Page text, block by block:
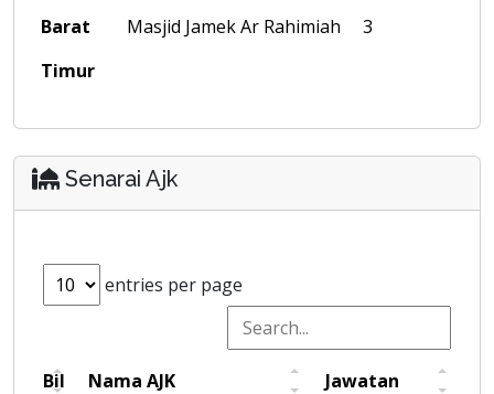
Barat Masjid Jamek Ar Rahimiah
3
Timur
Senarai Ajk
entries per page
Bil Nama AJK
Jawatan